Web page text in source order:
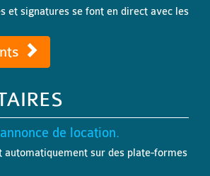
et signatures se font en direct avec les
de location.
sur des plate-formes